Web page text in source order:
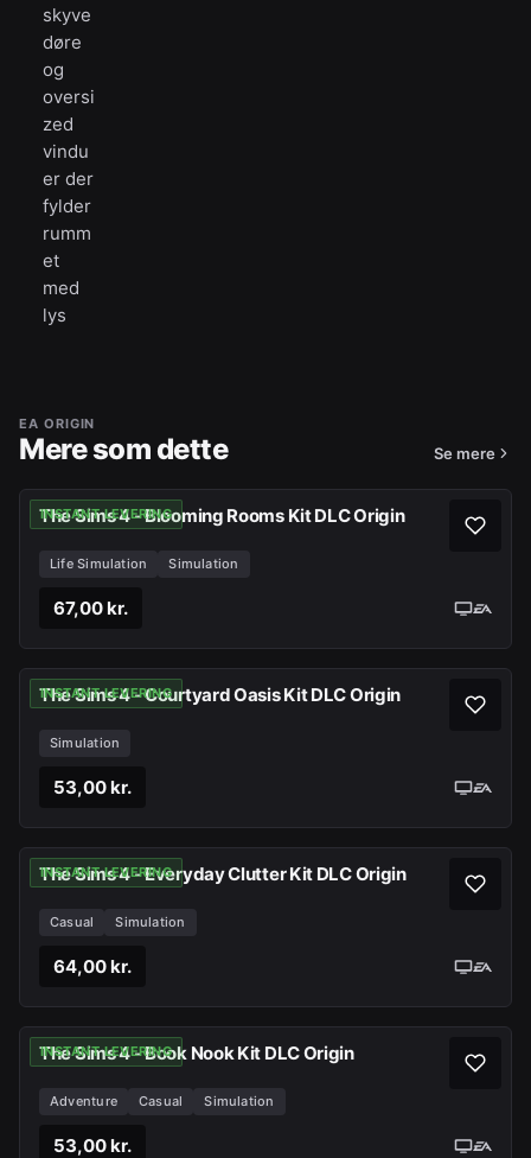
skyve
døre
og
oversi
zed
vindu
er der
fylder
rumm
et
med
lys
EA ORIGIN
Mere som dette Se mere
INSTANT LEVERING
The Sims 4 - Blooming Rooms Kit DLC Origin
Life Simulation Simulation
67,00 kr.
INSTANT LEVERING
The Sims 4 - Courtyard Oasis Kit DLC Origin
Simulation
53,00 kr.
INSTANT LEVERING
The Sims 4 - Everyday Clutter Kit DLC Origin
Casual Simulation
64,00 kr.
INSTANT LEVERING
The Sims 4 - Book Nook Kit DLC Origin
Adventure Casual Simulation
53,00 kr.